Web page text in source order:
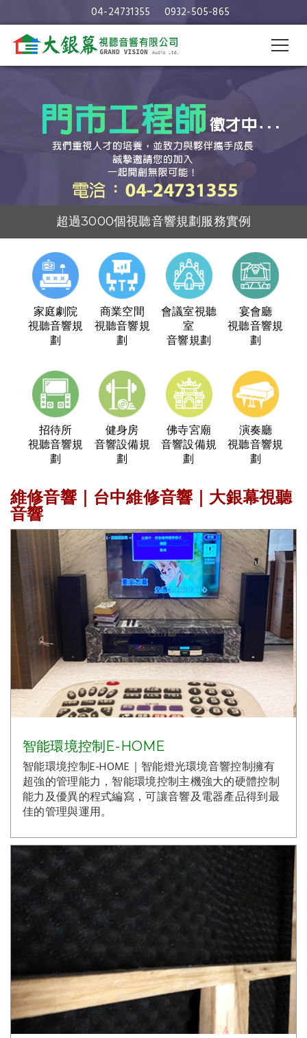
04-24731355 0932-505-865
維修音響｜台中維修音響｜大銀幕
視聽音響
超過3000個視聽音響規劃服務實例
30年的視聽音響及空間規劃經驗
視聽音響專業規劃與施工
家庭劇院
視聽音響規
劃
商業空間
視聽音響規
劃
會議室視聽
室
音響規劃
宴會廳
視聽音響規
劃
招待所
視聽音響規
劃
健身房
音響設備規
劃
佛寺宮廟
音響設備規
劃
演奏廳
視聽音響規
劃
維修音響｜台中維修音響｜大銀幕視聽
音響
智能環境控制E-HOME
智能環境控制E-HOME｜智能燈光環境音響控制擁有
超強的管理能力，智能環境控制主機強大的硬體控制
能力及優異的程式編寫，可讓音響及電器產品得到最
佳的管理與運用。